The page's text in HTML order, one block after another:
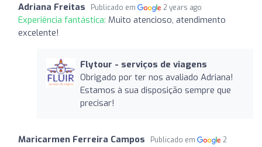
Adriana Freitas Publicado em 2 years ago
Experiência fantástica: Muito atencioso, atendimento
excelente!
Flytour - serviços de viagens
Obrigado por ter nos avaliado Adriana!
Estamos à sua disposição sempre que
precisar!
Maricarmen Ferreira Campos Publicado em
2